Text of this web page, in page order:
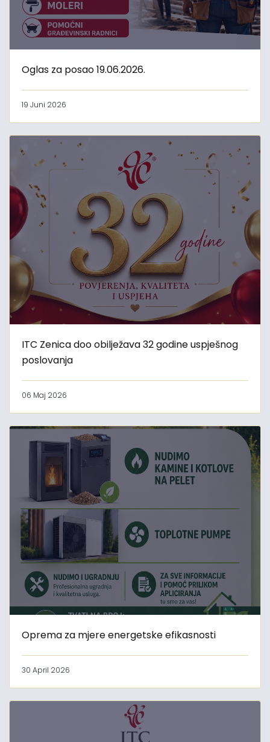
Oglas za posao 19.06.2026.
19 Juni 2026
ITC Zenica doo obilježava 32 godine uspješnog
poslovanja
06 Maj 2026
Oprema za mjere energetske efikasnosti
30 April 2026